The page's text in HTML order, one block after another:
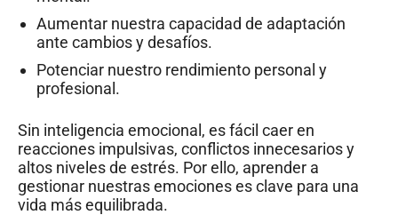
Aumentar nuestra capacidad de adaptación
ante cambios y desafíos.
Potenciar nuestro rendimiento personal y
profesional.
Sin inteligencia emocional, es fácil caer en
reacciones impulsivas, conflictos innecesarios y
altos niveles de estrés. Por ello, aprender a
gestionar nuestras emociones es clave para una
vida más equilibrada.